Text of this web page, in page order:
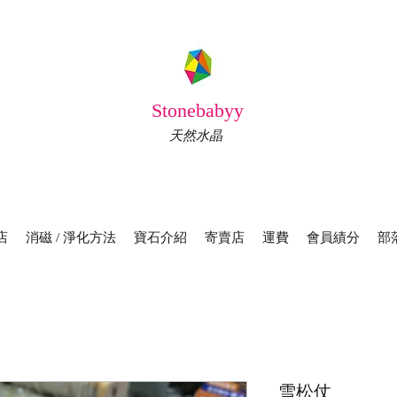
Stonebabyy
天然水晶
消磁 / 淨化方法 寶石介紹 寄賣店 運費 會員績分 部
雪松仗